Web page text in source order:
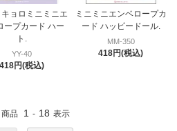
ョロミニミニエ
ープカード ハー
ト.
YY-40
418円(税込)
ミニミニエンベロープカ
ード ハッピードール.
MM-350
418円(税込)
商品 1 - 18 表示